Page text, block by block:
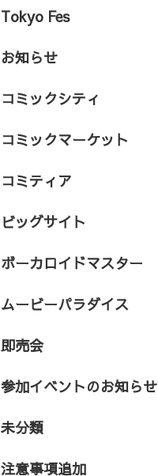
Tokyo Fes
お知らせ
コミックシティ
コミックマーケット
コミティア
ビッグサイト
ボーカロイドマスター
ムービーパラダイス
即売会
参加イベントのお知らせ
未分類
注意事項追加